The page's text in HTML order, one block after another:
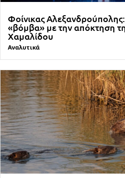
Φοίνικας
«βόμβα» με την απόκτηση
Χαμαλίδου
Αναλυτικά